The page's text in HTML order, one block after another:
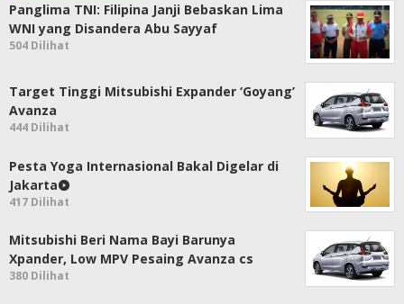
Panglima TNI: Filipina Janji Bebaskan Lima
WNI yang Disandera Abu Sayyaf
504 Dilihat
Target Tinggi Mitsubishi Expander ‘Goyang’
Avanza
444 Dilihat
Pesta Yoga Internasional Bakal Digelar di
Jakarta
417 Dilihat
Mitsubishi Beri Nama Bayi Barunya
Xpander, Low MPV Pesaing Avanza cs
380 Dilihat